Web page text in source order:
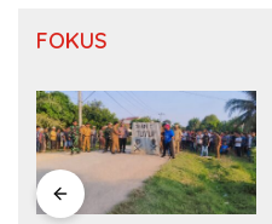
FOKUS